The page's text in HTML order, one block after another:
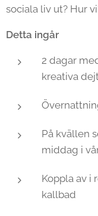
sociala liv ut? Hur
Detta ingår
2 dagar
kreativa
På kvällen
middag i
Koppla av i
kallbad